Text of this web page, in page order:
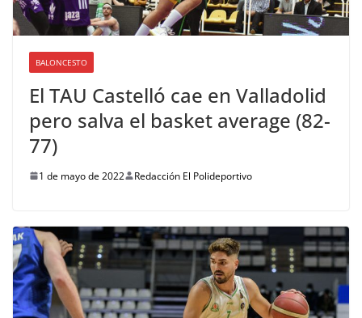
BALONCESTO
El TAU Castelló cae en Valladolid
pero salva el basket average (82-
77)
1 de mayo de 2022 Redacción El Polideportivo